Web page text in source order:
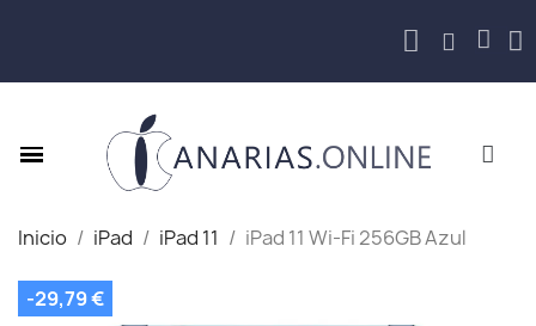
Inicio iPad iPad 11 iPad 11 Wi-Fi 256GB Azul
-29,79 €